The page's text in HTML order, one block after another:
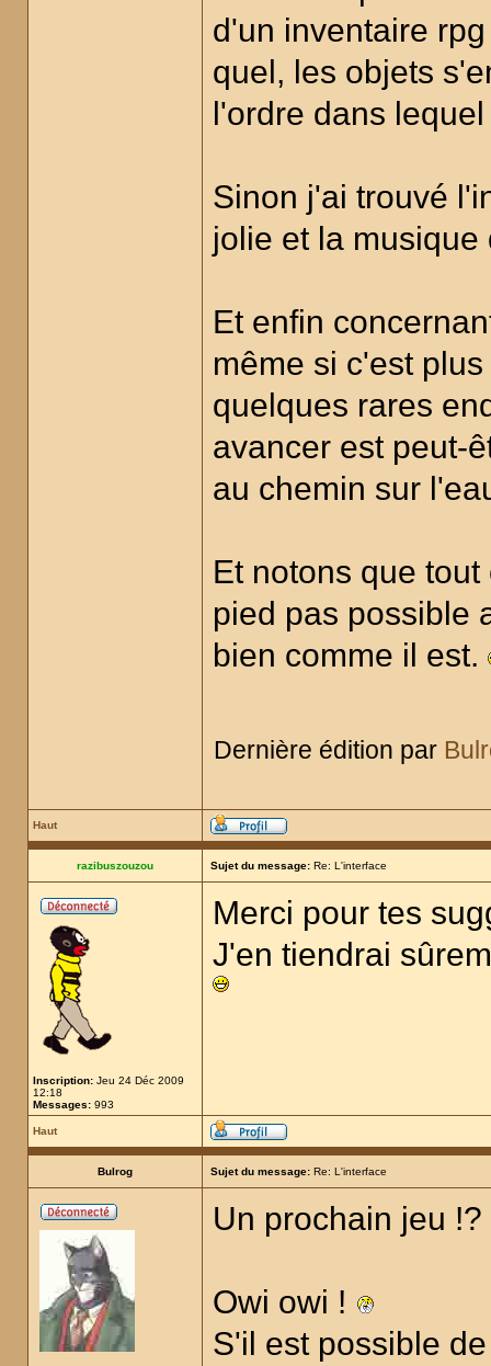
d'un inventaire
quel, les objets
l'ordre dans
Sinon j'ai trouvé
jolie et la
Et enfin
même si c'est
quelques rares
avancer est peut-
au chemin sur
Et notons que
pied pas possible
bien comme il est.
Dernière édition par
Haut
razibuszouzou Sujet du message: Re: L'interface
Inscription: Jeu 24 Déc 2009
12:18
Messages: 993
Merci pour tes
J'en tiendrai
Haut
Bulrog Sujet du message: Re: L'interface
Un prochain jeu !?
Owi owi !
S'il est possible